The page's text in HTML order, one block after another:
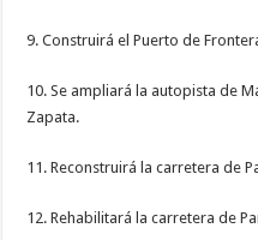
9. Construirá el Puerto de
10. Se ampliará la autopista de
Zapata.
11. Reconstruirá la carretera de
12. Rehabilitará la carretera de